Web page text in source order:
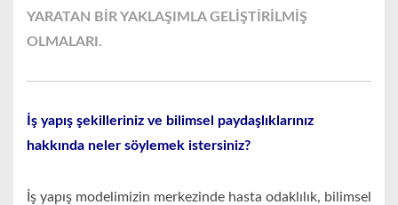
YARATAN BİR YAKLAŞIMLA GELİŞTİRİLMİŞ
OLMALARI.
İş yapış şekilleriniz ve bilimsel paydaşlıklarınız
hakkında neler söylemek istersiniz?
İş yapış modelimizin merkezinde hasta odaklılık, bilimsel